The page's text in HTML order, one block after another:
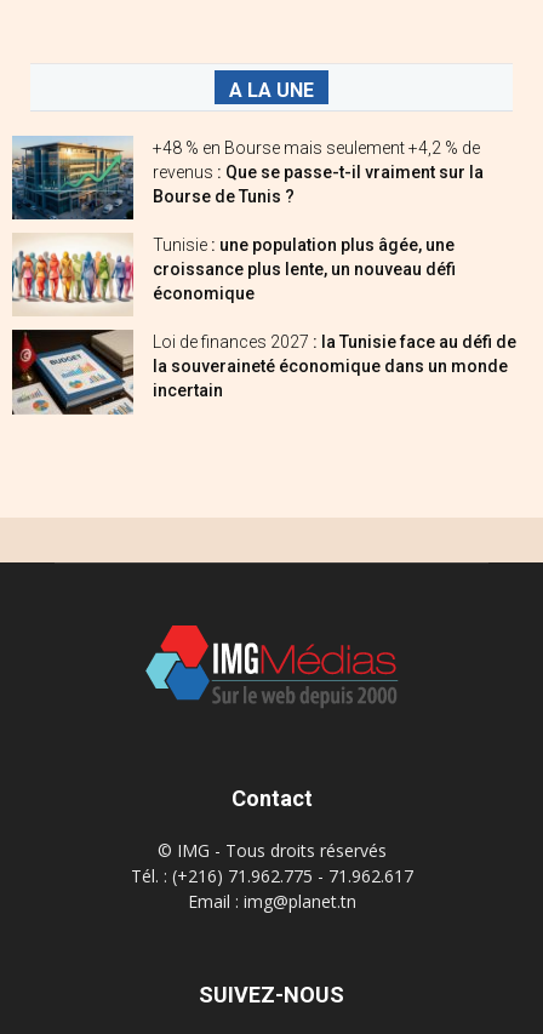
A LA UNE
+48 % en Bourse mais seulement +4,2 % de
revenus : Que se passe-t-il vraiment sur la
Bourse de Tunis ?
Tunisie : une population plus âgée, une
croissance plus lente, un nouveau défi
économique
Loi de finances 2027 : la Tunisie face au défi de
la souveraineté économique dans un monde
incertain
Contact
© IMG - Tous droits réservés
Tél. : (+216) 71.962.775 - 71.962.617
Email : img@planet.tn
SUIVEZ-NOUS